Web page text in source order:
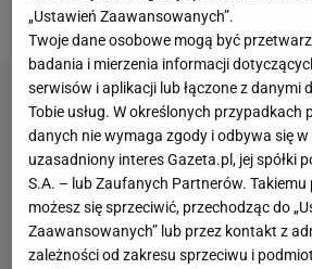
norweskim dziennikiem "
„Ustawień Zaawansowanych”.
Twoje dane osobowe mogą być
badania i mierzenia informacji
serwisów i aplikacji lub łączone z danymi
Tobie usług. W określonych przypadkach
danych nie wymaga zgody i odbywa się
uzasadniony interes Gazeta.pl, jej spółki
S.A. – lub Zaufanych Partnerów.
możesz się sprzeciwić, przechodząc do
Zaawansowanych” lub przez kontakt z
zależności od zakresu sprzeciwu i